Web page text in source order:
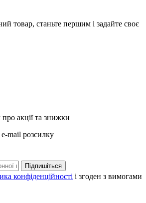
товар, станьте першим і задайте своє
акції та знижки
mail розсилку
Підпишіться
конфіденційності і згоден з вимогами